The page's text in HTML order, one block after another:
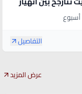
وضغوط الرقائق
التفاصيل
عرض المزيد